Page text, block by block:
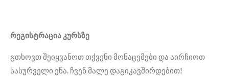
რეგისტრაცია კურსზე
გთხოვთ შეიყვანოთ თქვენი მონაცემები და აირჩიოთ
სასურველი ენა. ჩვენ მალე დაგიკავშირდებით!